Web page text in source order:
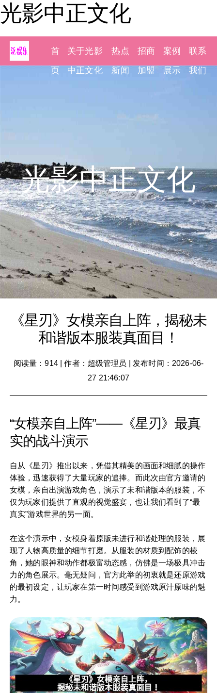
光影中正文化
首
页
关于光影
中正文化
热点
新闻
招商
加盟
案例
展示
联系
我们
光影中正文化
《星刃》女模亲自上阵，揭秘未
和谐版本服装真面目！
阅读量：914|作者：超级管理员
发布时间：2026-06-
27 21:46:07
“女模亲自上阵”——《星刃》最真
实的战斗演示
自从《星刃》推出以来，凭借其精美的画面和细腻的操作
体验，迅速获得了大量玩家的追捧。而此次由官方邀请的
女模，亲自出演游戏角色，演示了未和谐版本的服装，不
仅为玩家们提供了直观的视觉盛宴，也让我们看到了“最
真实”游戏世界的另一面。
在这个演示中，女模身着原版未进行和谐处理的服装，展
现了人物高质量的细节打磨。从服装的材质到配饰的棱
角，她的眼神和动作都极富动态感，仿佛是一场极具冲击
力的角色展示。毫无疑问，官方此举的初衷就是还原游戏
的最初设定，让玩家在第一时间感受到游戏原汁原味的魅
力。